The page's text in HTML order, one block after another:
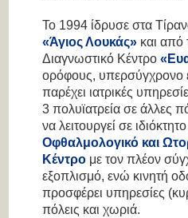
Το 1994 ίδρυσε στα
«Άγιος Λουκάς» και από
Διαγνωστικό Κέντρο
ορόφους, υπερσύγχρονο
παρέχει ιατρικές
3 πολυϊατρεία σε άλλες
να λειτουργεί σε
Οφθαλμολογικό και
Κέντρο με τον πλέον
εξοπλισμό, ενώ κινητή
προσφέρει υπηρεσίες
πόλεις και χωριά.